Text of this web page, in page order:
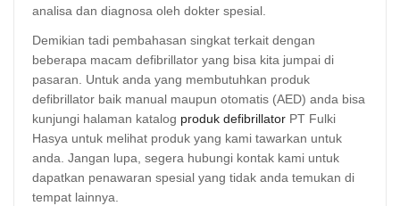
analisa dan diagnosa oleh dokter spesial.
Demikian tadi pembahasan singkat terkait dengan
beberapa macam defibrillator yang bisa kita jumpai di
pasaran. Untuk anda yang membutuhkan produk
defibrillator baik manual maupun otomatis (AED) anda bisa
kunjungi halaman katalog produk defibrillator PT Fulki
Hasya untuk melihat produk yang kami tawarkan untuk
anda. Jangan lupa, segera hubungi kontak kami untuk
dapatkan penawaran spesial yang tidak anda temukan di
tempat lainnya.